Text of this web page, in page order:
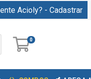
Acioly? - Cadastrar
0